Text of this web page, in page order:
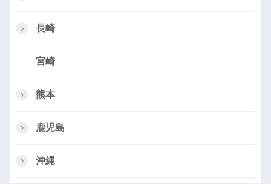
長崎
宮崎
熊本
鹿児島
沖縄